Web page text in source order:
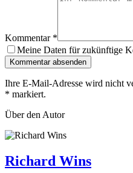
Kommentar *
Meine Daten für zukünftige
Kommentar absenden
Ihre E-Mail-Adresse wird nicht
* markiert.
Über den Autor
Richard Wins